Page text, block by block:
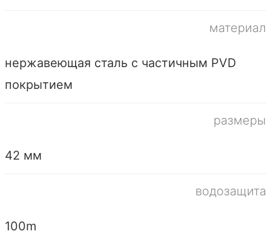
материал
нержавеющая сталь с частичным PVD
покрытием
размеры
42 мм
водозащита
100m